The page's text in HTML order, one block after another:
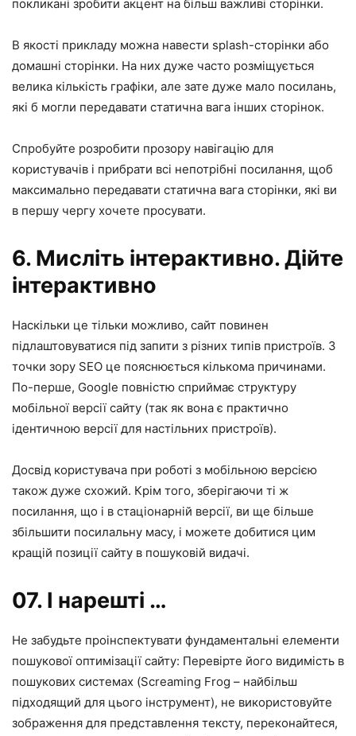
покликані зробити акцент на більш важливі сторінки.
В якості прикладу можна навести splash-сторінки або
домашні сторінки. На них дуже часто розміщується
велика кількість графіки, але зате дуже мало посилань,
які б могли передавати статична вага інших сторінок.
Спробуйте розробити прозору навігацію для
користувачів і прибрати всі непотрібні посилання, щоб
максимально передавати статична вага сторінки, які ви
в першу чергу хочете просувати.
6. Мисліть інтерактивно. Дійте
інтерактивно
Наскільки це тільки можливо, сайт повинен
підлаштовуватися під запити з різних типів пристроїв. З
точки зору SEO це пояснюється кількома причинами.
По-перше, Google повністю сприймає структуру
мобільної версії сайту (так як вона є практично
ідентичною версії для настільних пристроїв).
Досвід користувача при роботі з мобільною версією
також дуже схожий. Крім того, зберігаючи ті ж
посилання, що і в стаціонарній версії, ви ще більше
збільшити посилальну масу, і можете добитися цим
кращій позиції сайту в пошуковій видачі.
07. І нарешті …
Не забудьте проінспектувати фундаментальні елементи
пошукової оптимізації сайту: Перевірте його видимість в
пошукових системах (Screaming Frog – найбільш
підходящий для цього інструмент), не використовуйте
зображення для представлення тексту, переконайтеся,